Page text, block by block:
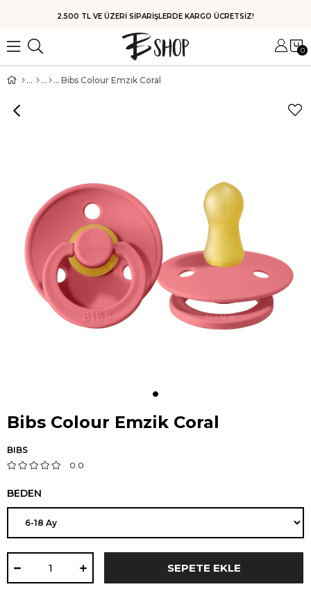
HIZLI KARGO
0
Bibs Colour Emzik Coral
Bibs Colour Emzik Coral
BIBS
0.0
BEDEN